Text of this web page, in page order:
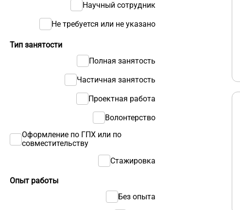
Тип занятости
Полная занятость
Частичная занятость
Проектная работа
Волонтерство
Оформление по ГПХ или по
совместительству
Стажировка
Научный сотрудник
Не требуется или не указано
Опыт работы
Без опыта